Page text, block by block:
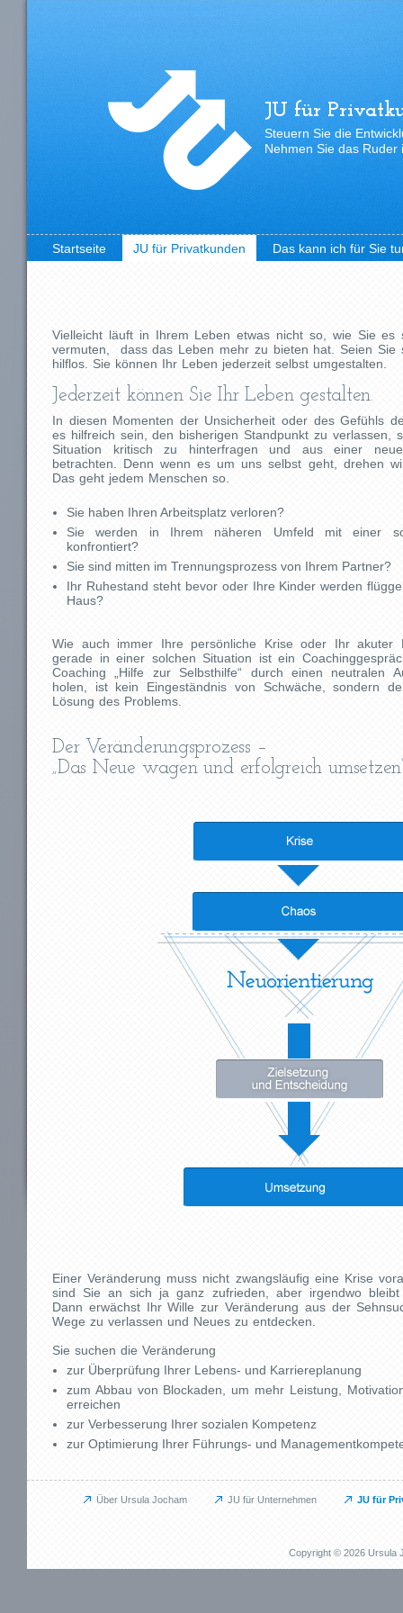
JU für
Steuern Sie die
Nehmen Sie das Ruder
Startseite JU für Privatkunden Das kann ich für Sie
Vielleicht läuft in Ihrem Leben etwas nicht so, wie Sie es
vermuten, dass das Leben mehr zu bieten hat. Seien Sie
hilflos. Sie können Ihr Leben jederzeit selbst umgestalten.
Jederzeit können Sie Ihr Leben gestalten.
In diesen Momenten der Unsicherheit oder des Gefühls
es hilfreich sein, den bisherigen Standpunkt zu verlassen,
Situation kritisch zu hinterfragen und aus einer
betrachten. Denn wenn es um uns selbst geht, drehen
Das geht jedem Menschen so.
Sie haben Ihren Arbeitsplatz verloren?
Sie werden in Ihrem näheren Umfeld mit einer
konfrontiert?
Sie sind mitten im Trennungsprozess von Ihrem Partner?
Ihr Ruhestand steht bevor oder Ihre Kinder werden
Haus?
Wie auch immer Ihre persönliche Krise oder Ihr akuter
gerade in einer solchen Situation ist ein
Coaching „Hilfe zur Selbsthilfe“ durch einen neutralen
holen, ist kein Eingeständnis von Schwäche, sondern
Lösung des Problems.
Der Veränderungsprozess –
„Das Neue wagen und erfolgreich
Einer Veränderung muss nicht zwangsläufig eine Krise
sind Sie an sich ja ganz zufrieden, aber irgendwo bleibt
Dann erwächst Ihr Wille zur Veränderung aus der
Wege zu verlassen und Neues zu entdecken.
Sie suchen die Veränderung
zur Überprüfung Ihrer Lebens- und Karriereplanung
zum Abbau von Blockaden, um mehr Leistung,
erreichen
zur Verbesserung Ihrer sozialen Kompetenz
zur Optimierung Ihrer Führungs- und
Über Ursula Jocham JU für Unternehmen JU für
JU für
Copyright © 2026 Ursula